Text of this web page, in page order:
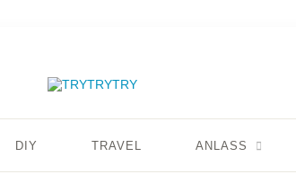
DIY TRAVEL ANLASS